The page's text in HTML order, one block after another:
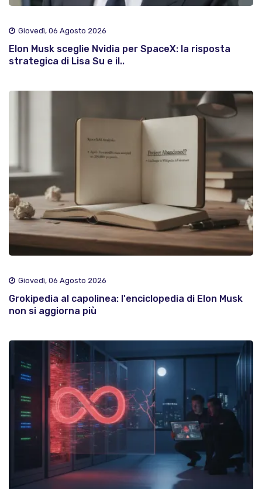
Giovedì, 06 Agosto 2026
Elon Musk sceglie Nvidia per SpaceX: la risposta
strategica di Lisa Su e il..
Giovedì, 06 Agosto 2026
Grokipedia al capolinea: l'enciclopedia di Elon Musk
non si aggiorna più